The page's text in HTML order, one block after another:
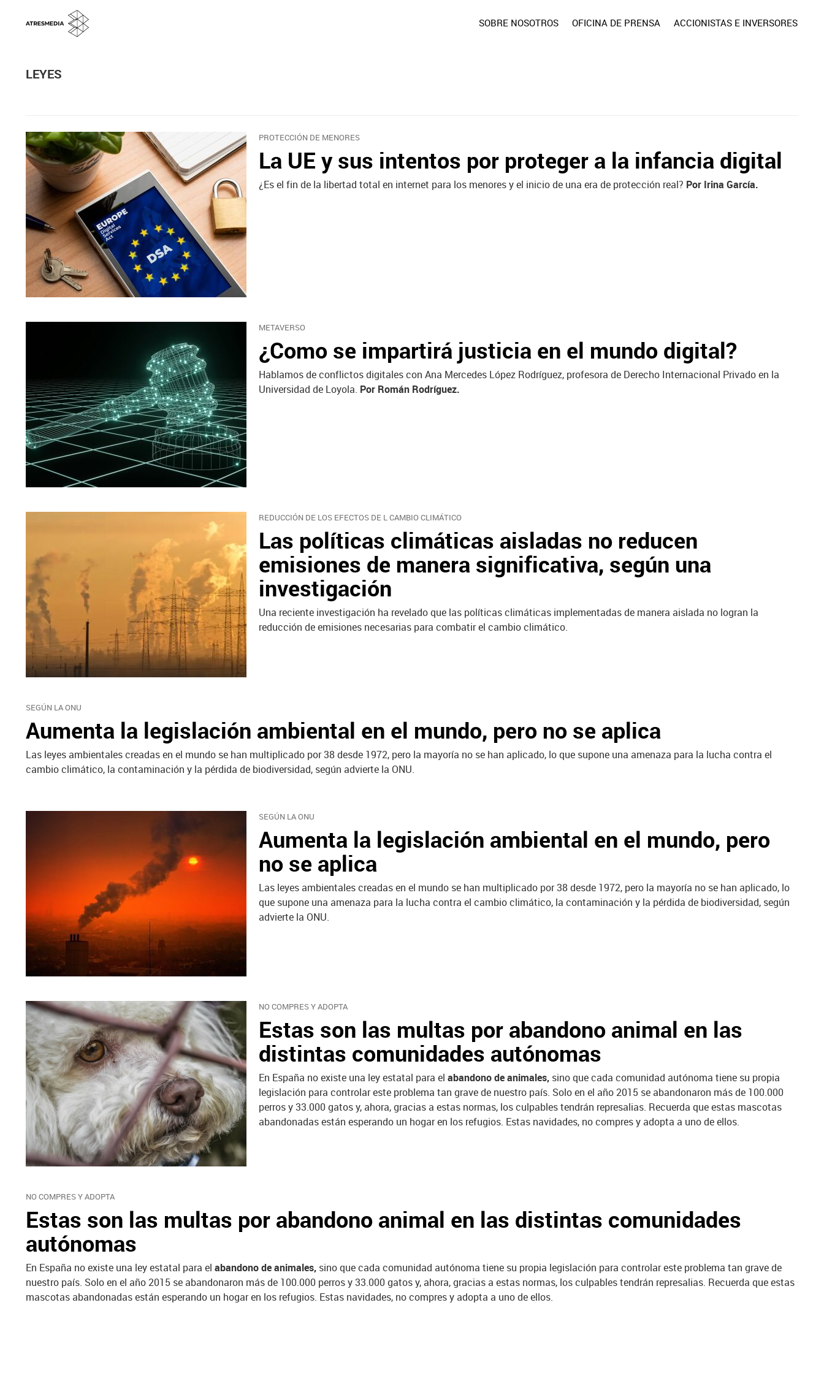
SOBRE NOSOTROS OFICINA DE PRENSA ACCIONISTAS E INVERSORES
LEYES
PROTECCIÓN DE MENORES
La UE y sus intentos por proteger a la infancia digital
¿Es el fin de la libertad total en internet para los menores y el inicio de una era de protección real? Por Irina García.
METAVERSO
¿Como se impartirá justicia en el mundo digital?
Hablamos de conflictos digitales con Ana Mercedes López Rodríguez, profesora de Derecho Internacional Privado en la
Universidad de Loyola. Por Román Rodríguez.
REDUCCIÓN DE LOS EFECTOS DE L CAMBIO CLIMÁTICO
Las políticas climáticas aisladas no reducen
emisiones de manera significativa, según una
investigación
Una reciente investigación ha revelado que las políticas climáticas implementadas de manera aislada no logran la
reducción de emisiones necesarias para combatir el cambio climático.
SEGÚN LA ONU
Aumenta la legislación ambiental en el mundo, pero no se aplica
Las leyes ambientales creadas en el mundo se han multiplicado por 38 desde 1972, pero la mayoría no se han aplicado, lo que supone una amenaza para la lucha contra el
cambio climático, la contaminación y la pérdida de biodiversidad, según advierte la ONU.
SEGÚN LA ONU
Aumenta la legislación ambiental en el mundo, pero
no se aplica
Las leyes ambientales creadas en el mundo se han multiplicado por 38 desde 1972, pero la mayoría no se han aplicado, lo
que supone una amenaza para la lucha contra el cambio climático, la contaminación y la pérdida de biodiversidad, según
advierte la ONU.
NO COMPRES Y ADOPTA
Estas son las multas por abandono animal en las
distintas comunidades autónomas
En España no existe una ley estatal para el abandono de animales, sino que cada comunidad autónoma tiene su propia
legislación para controlar este problema tan grave de nuestro país. Solo en el año 2015 se abandonaron más de 100.000
perros y 33.000 gatos y, ahora, gracias a estas normas, los culpables tendrán represalias. Recuerda que estas mascotas
abandonadas están esperando un hogar en los refugios. Estas navidades, no compres y adopta a uno de ellos.
NO COMPRES Y ADOPTA
Estas son las multas por abandono animal en las distintas comunidades
autónomas
En España no existe una ley estatal para el abandono de animales, sino que cada comunidad autónoma tiene su propia legislación para controlar este problema tan grave de
nuestro país. Solo en el año 2015 se abandonaron más de 100.000 perros y 33.000 gatos y, ahora, gracias a estas normas, los culpables tendrán represalias. Recuerda que estas
mascotas abandonadas están esperando un hogar en los refugios. Estas navidades, no compres y adopta a uno de ellos.